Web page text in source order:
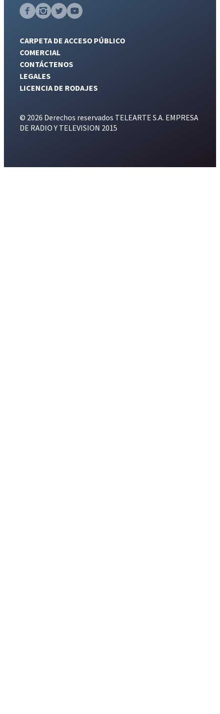
CARPETA DE ACCESO PÚBLICO
COMERCIAL
CONTÁCTENOS
LEGALES
LICENCIA DE RODAJES
© 2026 Derechos reservados TELEARTE S.A. EMPRESA
DE RADIO Y TELEVISION 2015